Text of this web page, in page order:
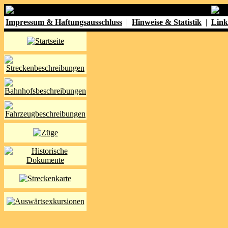
Impressum & Haftungsausschluss | Hinweise & Statistik |